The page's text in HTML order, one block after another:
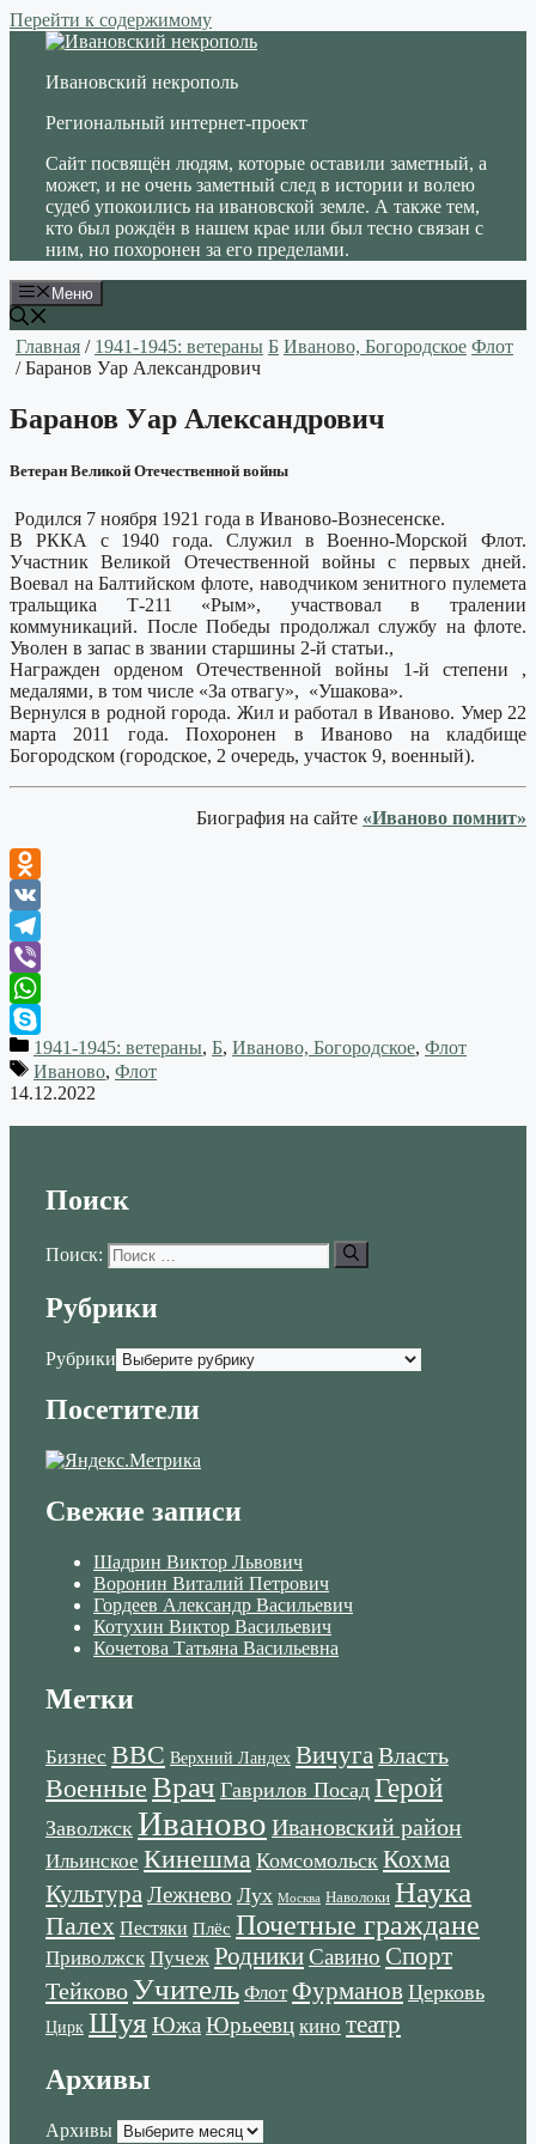
Перейти к содержимому
Ивановский некрополь
Региональный интернет-проект
Сайт посвящён людям, которые оставили заметный, а
может, и не очень заметный след в истории и волею
судеб упокоились на ивановской земле. А также тем,
кто был рождён в нашем крае или был тесно связан с
ним, но похоронен за его пределами.
Меню
Главная / 1941-1945: ветераны Б Иваново, Богородское Флот
/ Баранов Уар Александрович
Баранов Уар Александрович
Ветеран Великой Отечественной войны
Родился 7 ноября 1921 года в Иваново-Вознесенске.
В РККА с 1940 года. Служил в Военно-Морской Флот.
Участник Великой Отечественной войны с первых дней.
Воевал на Балтийском флоте, наводчиком зенитного пулемета
тральщика Т-211 «Рым», участвовал в тралении
коммуникаций. После Победы продолжал службу на флоте.
Уволен в запас в звании старшины 2-й статьи.,
Награжден орденом Отечественной войны 1-й степени ,
медалями, в том числе «За отвагу», «Ушакова».
Вернулся в родной города. Жил и работал в Иваново. Умер 22
марта 2011 года. Похоронен в Иваново на кладбище
Богородском (городское, 2 очередь, участок 9, военный).
Биография на сайте «Иваново помнит»
Odnoklassniki
VK
Telegram
Viber
WhatsApp
Skype1941-1945: ветераны, Б, Иваново, Богородское, Флот
Иваново, Флот
14.12.2022
Поиск
Поиск:
Рубрики
Рубрики
Посетители
Свежие записи
Шадрин Виктор Львович
Воронин Виталий Петрович
Гордеев Александр Васильевич
Котухин Виктор Васильевич
Кочетова Татьяна Васильевна
Метки
Бизнес ВВС Верхний Ландех ВичугаВласть
Военные Врач Гаврилов Посад Герой
Заволжск Иваново Ивановский район
Ильинское Кинешма Комсомольск Кохма
КультураЛежнево Лух Москва Наволоки Наука
Палех Пестяки Плёс Почетные граждане
Приволжск Пучеж РодникиСавино Спорт
ТейковоУчитель Флот Фурманов Церковь
Цирк Шуя Южа Юрьеевц кино театр
Архивы
Архивы